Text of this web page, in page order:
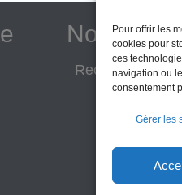
Pour offrir les
cookies pour
ces
navigation ou
consentement
Gérer les
Notre
Reconnue
Adhérer
Donner